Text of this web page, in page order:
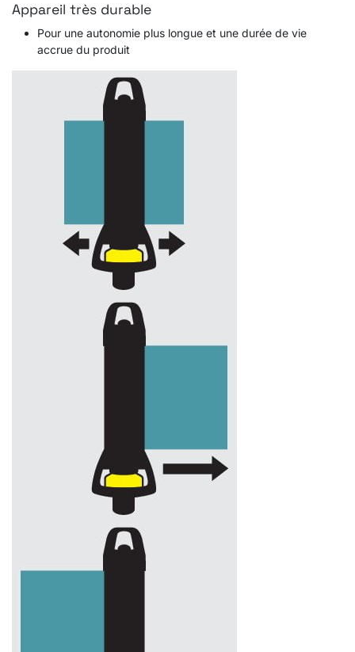
Appareil très durable
Pour une autonomie plus longue et une durée de vie
accrue du produit